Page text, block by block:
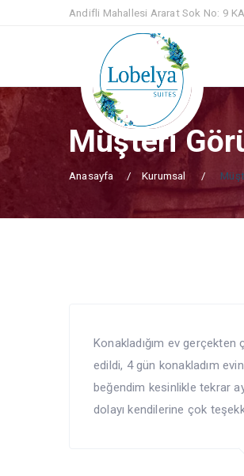
Andifli Mahallesi Ararat Sok No: 9
Müşteri
Anasayfa Kurumsal
Konakladığım ev
edildi, 4 gün konakladım
beğendim kesinlikle tekrar
dolayı kendilerine çok